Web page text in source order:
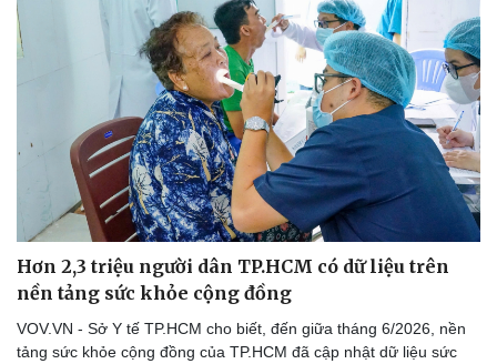
Hơn 2,3 triệu người dân TP.HCM có dữ liệu trên
nền tảng sức khỏe cộng đồng
VOV.VN - Sở Y tế TP.HCM cho biết, đến giữa tháng 6/2026, nền
tảng sức khỏe cộng đồng của TP.HCM đã cập nhật dữ liệu sức